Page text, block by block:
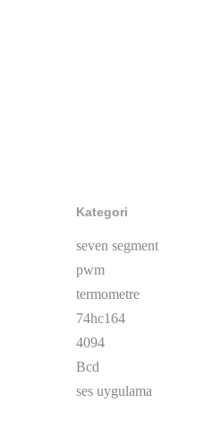
Kategori
seven segment
pwm
termometre
74hc164
4094
Bcd
ses uygulama